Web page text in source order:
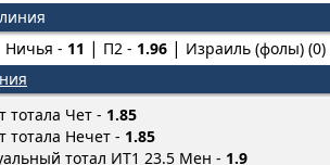
Ничья - 11 П2 - 1.96 Израиль (фолы) (0)
тотала Чет - 1.85
тотала Нечет - 1.85
тотал ИТ1 23.5 Мен - 1.9